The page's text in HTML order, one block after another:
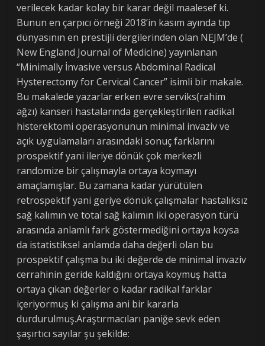
verilecek kadar kolay bir karar değil maalesef ki.
Bunun en çarpıcı örneği 2018’in kasım ayında tıp
dünyasının en prestijli dergilerinden olan NEJM’de (
New England Journal of Medicine) yayınlanan
“Minimally İnvasive versus Abdominal Radical
Hysterectomy for Cervical Cancer” isimli bir makale.
Bu makalede yazarlar erken evre serviks(rahim
ağzı) kanseri hastalarında gerçekleştirilen radikal
histerektomi operasyonunun minimal invaziv ve
açık uygulamaları arasındaki sonuç farklarını
prospektif yani ileriye dönük çok merkezli
randomize bir çalışmayla ortaya koymayı
amaçlamışlar. Bu zamana kadar yürütülen
retrospektif yani geriye dönük çalışmalar hastalıksız
sağ kalımın ve total sağ kalımın iki operasyon türü
arasında anlamlı fark göstermediğini ortaya koysa
da istatistiksel anlamda daha değerli olan bu
prospektif çalışma bu iki değerde de minimal invaziv
cerrahinin geride kaldığını ortaya koymuş hatta
ortaya çıkan değerler o kadar radikal farklar
içeriyormuş ki çalışma ani bir kararla
durdurulmuş.Araştırmacıları paniğe sevk eden
şaşırtıcı sayılar şu şekilde: